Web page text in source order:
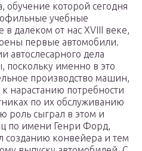
обучение которой сегодня
учебные
в далеком от нас XVIII веке,
первые автомобили.
автослесарного дела
поскольку именно в это
производство машин,
нарастанию потребности
по их обслуживанию
роль сыграл в этом и
по имени Генри Форд,
созданию конвейера и тем